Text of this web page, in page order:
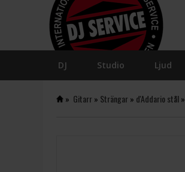
DJ Studio Ljud
» Gitarr» Strängar» d'Addario stål»